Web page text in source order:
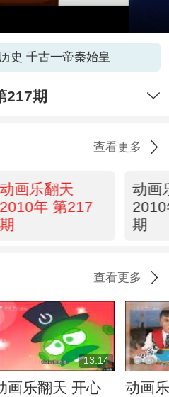
史 千古一帝秦始皇
217期
查看更多
动画乐翻天
2010年 第217
期
动画
期
查看更多
13:14
画乐翻天 开心
动画